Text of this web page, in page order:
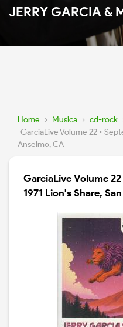
JERRY GARCIA &
Home › Musica › cd-rock
GarciaLive Volume 22 •
Anselmo, CA
GarciaLive Volume
1971 Lion's Share,